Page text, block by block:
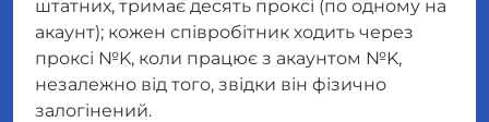
штатних, тримає десять проксі (по одному на
акаунт); кожен співробітник ходить через
проксі №K, коли працює з акаунтом №K,
незалежно від того, звідки він фізично
залогінений.